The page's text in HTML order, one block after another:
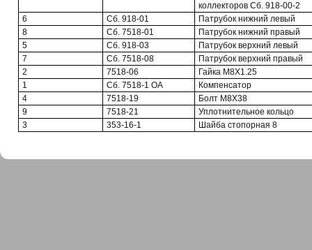
коллекторов Сб. 918-00-2
6
Сб. 918-01
Патрубок нижний левый
8
Сб. 7518-01
Патрубок нижний правый
5
Сб. 918-03
Патрубок верхний левый
7
Сб. 7518-08
Патрубок верхний правый
2
7518-06
Гайка М8Х1.25
1
Сб. 7518-1 OA
Компенсатор
4
7518-19
Болт М8Х38
9
7518-21
Уплотнительное кольцо
3
353-16-1 Шайба стопорная 8